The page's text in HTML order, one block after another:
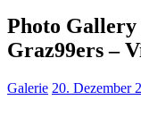
Photo
Graz99ers –
Galerie 20. Dezember